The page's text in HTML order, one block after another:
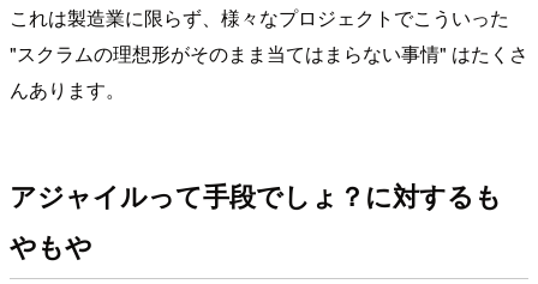
これは製造業に限らず、様々なプロジェクトでこういった
"スクラムの理想形がそのまま当てはまらない事情" はたくさ
んあります。
アジャイルって手段でしょ？に対するも
やもや